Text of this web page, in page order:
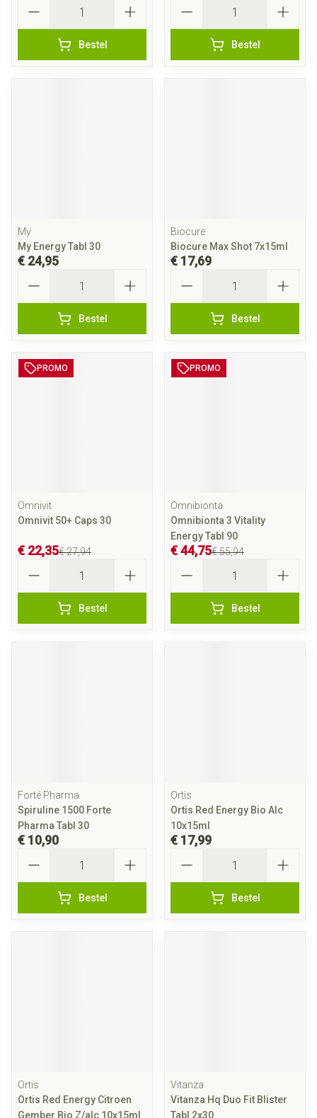
Bestel Bestel
My
My Energy Tabl 30
€ 24,95
Bestel
Biocure
Biocure Max Shot 7x15ml
€ 17,69
Bestel
PROMO
Omnivit
Omnivit 50+ Caps 30
€ 27,94
€ 22,35
Bestel
PROMO
Omnibionta
Omnibionta 3 Vitality
Energy Tabl 90
€ 55,94
€ 44,75
Bestel
Forté Pharma
Spiruline 1500 Forte
Pharma Tabl 30
€ 10,90
Bestel
Ortis
Ortis Red Energy Bio Alc
10x15ml
€ 17,99
Bestel
Ortis
Ortis Red Energy Citroen
Gember Bio Z/alc 10x15ml
Vitanza
Vitanza Hq Duo Fit Blister
Tabl 2x30